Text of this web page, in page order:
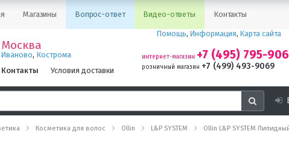
Магазины Вопрос-ответ Видео-ответы Контакты
Москва
Иваново, Кострома
Контакты
Условия доставки
Помощь, Информация, Карта сайта
интернет-магазин +7 (495) 795-
розничный магазин +7 (499) 493-9069
Косметика для волос Ollin L&P SYSTEM Ollin L&P SYSTEM